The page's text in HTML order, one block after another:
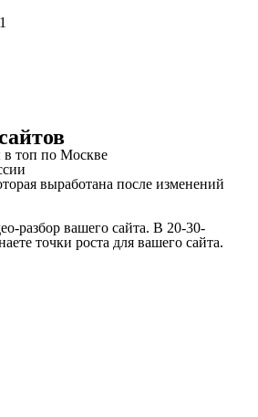
в топ по Москве
выработана после изменений
разбор вашего сайта. В 20-30-
точки роста для вашего сайта.